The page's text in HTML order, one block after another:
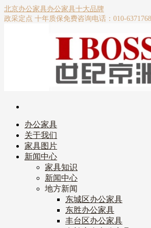
北京办公家具办公家具十大品牌
政采定点 十年质保免费咨询电话：010-
办公家具
关于我们
家具图片
新闻中心
家具知识
新闻中心
地方新闻
东城区办公家具
东胜办公家具
丰台区办公家具